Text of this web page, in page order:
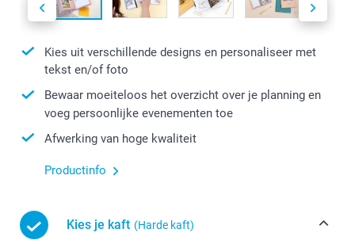
Kies uit verschillende designs en personaliseer met
tekst en/of foto
Bewaar moeiteloos het overzicht over je planning en
voeg persoonlijke evenementen toe
Afwerking van hoge kwaliteit
Productinfo
Kies je kaft (Harde kaft)